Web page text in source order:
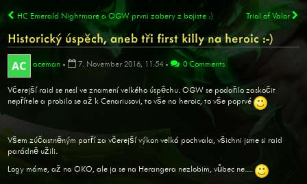
HC Emerald Nightmare a OGW prvni zabery z bojiste :) Trial of Valor
Historický úspěch, aneb tři first killy na heroic :-)
aceman • 7. November 2016, 11:54 • 0 Comments
Včerejší raid se nesl ve znamení velkého úspěchu. OGW se podařilo zaskočit
nepřítele a probilo se až k Cenariusovi, to vše na heroic, to vše poprvé
Všem zúčastněným patří za včerejší výkon velká pochvala, všichni jsme si raid
parádně užili.
Logy máme, až na OKO, ale ja se na Herangera nezlobim, vůbec ne....